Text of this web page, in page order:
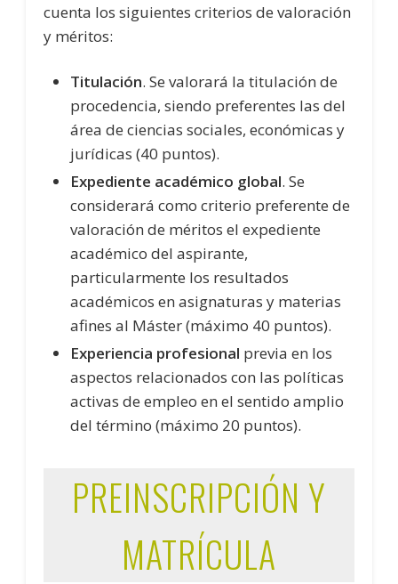
cuenta los siguientes criterios de valoración
y méritos:
Titulación. Se valorará la titulación de
procedencia, siendo preferentes las del
área de ciencias sociales, económicas y
jurídicas (40 puntos).
Expediente académico global. Se
considerará como criterio preferente de
valoración de méritos el expediente
académico del aspirante,
particularmente los resultados
académicos en asignaturas y materias
afines al Máster (máximo 40 puntos).
Experiencia profesional previa en los
aspectos relacionados con las políticas
activas de empleo en el sentido amplio
del término (máximo 20 puntos).
PREINSCRIPCIÓN Y
MATRÍCULA